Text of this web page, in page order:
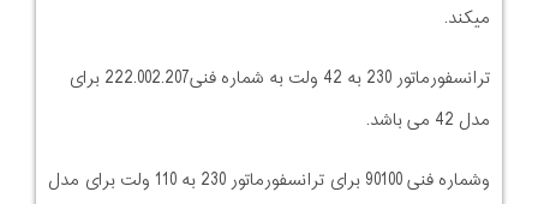
میکند.
ترانسفورماتور 230 به 42 ولت به شماره فنی222.002.207 برای
مدل 42 می باشد.
وشماره فنی 90100 برای ترانسفورماتور 230 به 110 ولت برای مدل